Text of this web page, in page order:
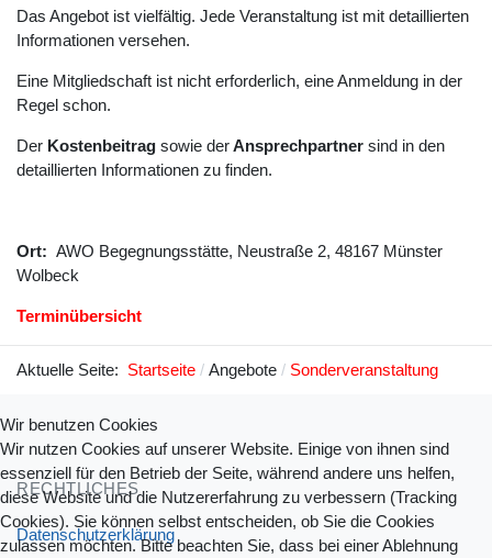
Das Angebot ist vielfältig. Jede Veranstaltung ist mit detaillierten
Informationen versehen.
Eine Mitgliedschaft ist nicht erforderlich, eine Anmeldung in der
Regel schon.
Der Kostenbeitrag sowie derAnsprechpartner sind in den
detaillierten Informationen zu finden.
Ort: AWO Begegnungsstätte, Neustraße 2, 48167 Münster
Wolbeck
Terminübersicht
Aktuelle Seite: Startseite Angebote Sonderveranstaltung
RECHTLICHES
Datenschutzerklärung
Wir benutzen Cookies
Wir nutzen Cookies auf unserer Website. Einige von ihnen sind
essenziell für den Betrieb der Seite, während andere uns helfen,
diese Website und die Nutzererfahrung zu verbessern (Tracking
Cookies). Sie können selbst entscheiden, ob Sie die Cookies
zulassen möchten. Bitte beachten Sie, dass bei einer Ablehnung